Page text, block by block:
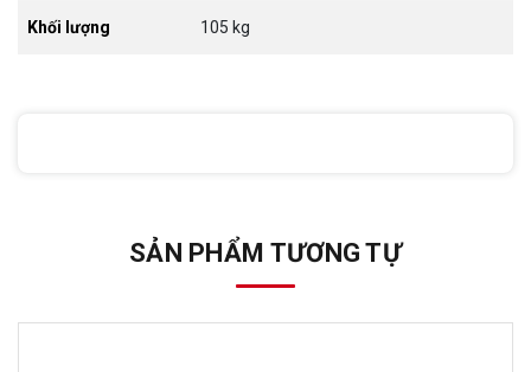
Khối lượng 105 kg
SẢN PHẨM TƯƠNG TỰ